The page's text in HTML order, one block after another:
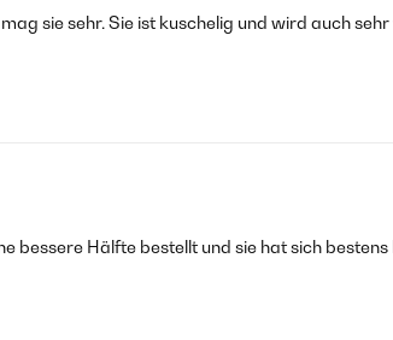
sie sehr. Sie ist kuschelig und wird auch
bessere Hälfte bestellt und sie hat sich